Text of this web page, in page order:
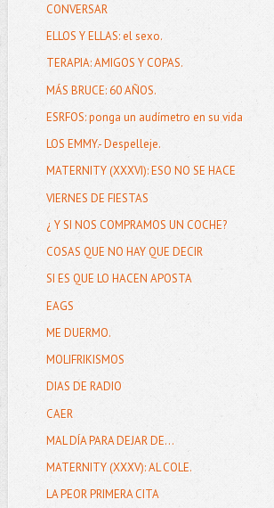
CONVERSAR
ELLOS Y ELLAS: el sexo.
TERAPIA: AMIGOS Y COPAS.
MÁS BRUCE: 60 AÑOS.
ESRFOS: ponga un audímetro en su vida
LOS EMMY.- Despelleje.
MATERNITY (XXXVI): ESO NO SE HACE
VIERNES DE FIESTAS
¿ Y SI NOS COMPRAMOS UN COCHE?
COSAS QUE NO HAY QUE DECIR
SI ES QUE LO HACEN APOSTA
EAGS
ME DUERMO.
MOLIFRIKISMOS
DIAS DE RADIO
CAER
MAL DÍA PARA DEJAR DE...
MATERNITY (XXXV): AL COLE.
LA PEOR PRIMERA CITA